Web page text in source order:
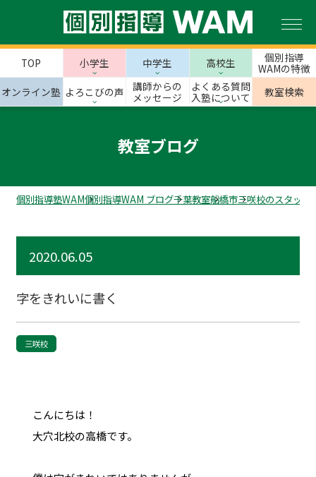
TOP 小学生 中学生 高校生
個別指導
WAMの特徴
オンライン塾 よろこびの声
講師からの
メッセージ
よくある質問
入塾について
教室検索
教室ブログ
個別指導塾WAM個別指導WAM ブログ千葉教室船橋市三咲校のスタッフ
2020.06.05
字をきれいに書く
三咲校
こんにちは！
大穴北校の高橋です。